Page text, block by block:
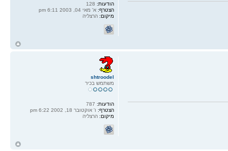
הודעות:
הצטרף: א' מאי 04, 2003 6:11 pm
מיקום: הרצליה
shtroodel
משתמש בכיר
הודעות:787
הצטרף:ו' אוקטובר 18, 2002 6:22 pm
מיקום:הרצליה